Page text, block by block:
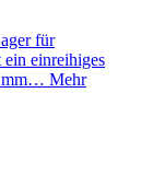
für
einreihiges
mm… Mehr